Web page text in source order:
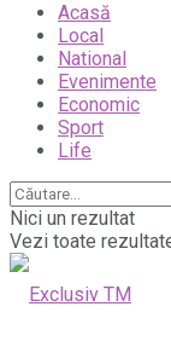
Acasă
Local
National
Evenimente
Economic
Sport
Life
Nici un rezultat
Vezi toate